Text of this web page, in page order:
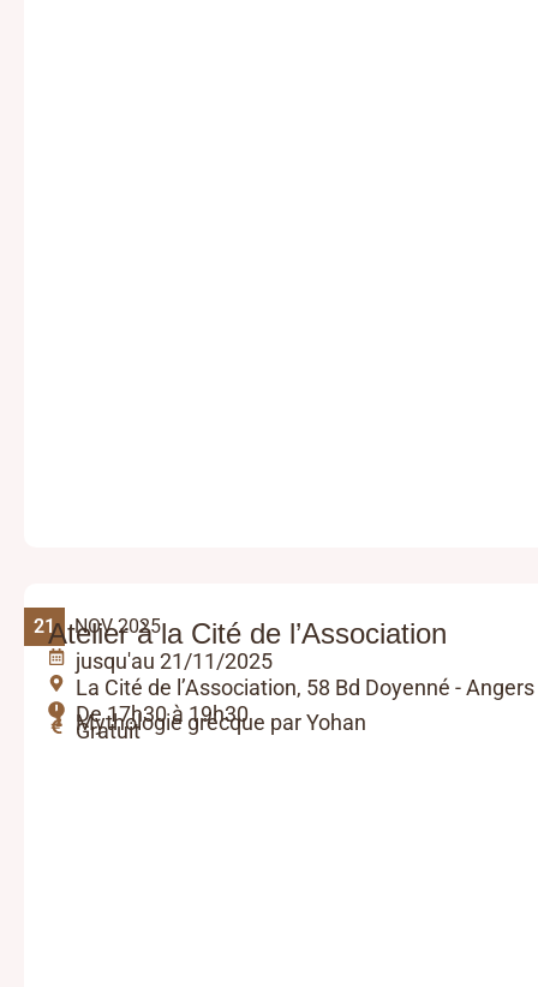
21 NOV 2025
Atelier à la Cité de l’Association
jusqu'au 21/11/2025
La Cité de l’Association, 58 Bd Doyenné - Angers
De 17h30 à 19h30
Mythologie grecque par Yohan
Gratuit